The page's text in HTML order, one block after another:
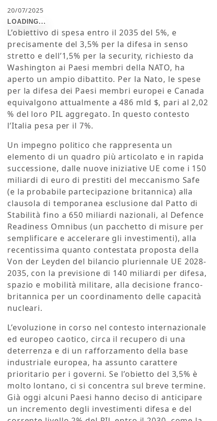
20/07/2025
L’obiettivo di spesa entro il 2035 del 5%, e
precisamente del 3,5% per la difesa in senso
stretto e dell’1,5% per la security, richiesto da
Washington ai Paesi membri della NATO, ha
aperto un ampio dibattito. Per la Nato, le spese
per la difesa dei Paesi membri europei e Canada
equivalgono attualmente a 486 mld $, pari al 2,02
% del loro PIL aggregato. In questo contesto
l’Italia pesa per il 7%.
Un impegno politico che rappresenta un
elemento di un quadro più articolato e in rapida
successione, dalle nuove iniziative UE come i 150
miliardi di euro di prestiti del meccanismo Safe
(e la probabile partecipazione britannica) alla
clausola di temporanea esclusione dal Patto di
Stabilità fino a 650 miliardi nazionali, al Defence
Readiness Omnibus (un pacchetto di misure per
semplificare e accelerare gli investimenti), alla
recentissima quanto contestata proposta della
Von der Leyden del bilancio pluriennale UE 2028-
2035, con la previsione di 140 miliardi per difesa,
spazio e mobilità militare, alla decisione franco-
britannica per un coordinamento delle capacità
nucleari.
L’evoluzione in corso nel contesto internazionale
ed europeo caotico, circa il recupero di una
deterrenza e di un rafforzamento della base
industriale europea, ha assunto carattere
prioritario per i governi. Se l’obietto del 3,5% è
molto lontano, ci si concentra sul breve termine.
Già oggi alcuni Paesi hanno deciso di anticipare
un incremento degli investimenti difesa e del